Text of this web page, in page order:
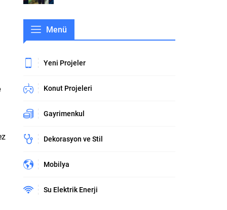
Menü
Yeni Projeler
Konut Projeleri
Gayrimenkul
Dekorasyon ve Stil
Mobilya
Su Elektrik Enerji